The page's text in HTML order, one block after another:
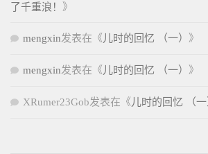
了千重浪！ 》
mengxin发表在《 儿时的回忆 （一） 》
mengxin发表在《 儿时的回忆 （一） 》
XRumer23Gob发表在《 儿时的回忆 （一